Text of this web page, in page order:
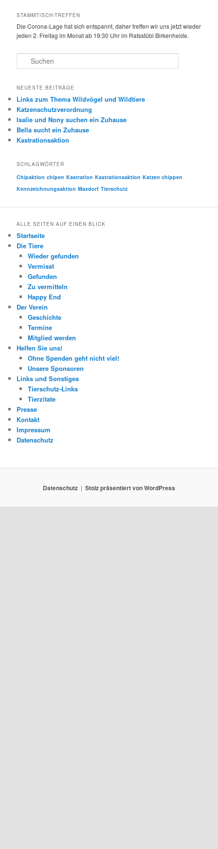
STAMMTISCH-TREFFEN
Die Corona-Lage hat sich entspannt, daher treffen wir uns jetzt wieder
jeden 2. Freitag im Monat ab 19:30 Uhr im Ratsstübl Birkenheide.
u
h
n
NEUESTE BEITRÄGE
Links zum Thema Wildvögel und Wildtiere
Katzenschutzverordnung
Isalie und Nony suchen ein Zuhause
Bella sucht ein Zuhause
Kastrationsaktion
SCHLAGWÖRTER
Chipaktion chipen Kastration Kastrationsaktion Katzen chippen
Kennzeichnungsaktion Maxdorf Tierschutz
ALLE SEITEN AUF EINEN BLICK
Startseite
Die Tiere
Wieder gefunden
Vermisst
Gefunden
Zu vermitteln
Happy End
Der Verein
Geschichte
Termine
Mitglied werden
Helfen Sie uns!
Ohne Spenden geht nicht viel!
Unsere Sponsoren
Links und Sonstiges
Tierschutz-Links
Tierzitate
Presse
Kontakt
Impressum
Datenschutz
Datenschutz Stolz präsentiert von WordPress